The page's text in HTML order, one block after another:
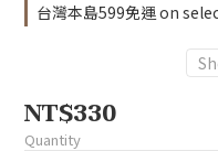
台灣本島599免運 on
NT$330
Quantity